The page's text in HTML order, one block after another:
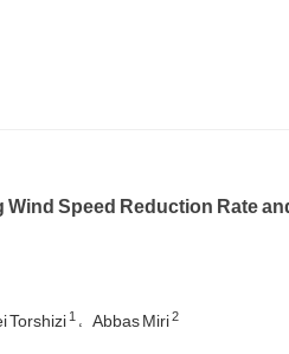
Speed Reduction Rate
Torshizi1 Abbas Miri2